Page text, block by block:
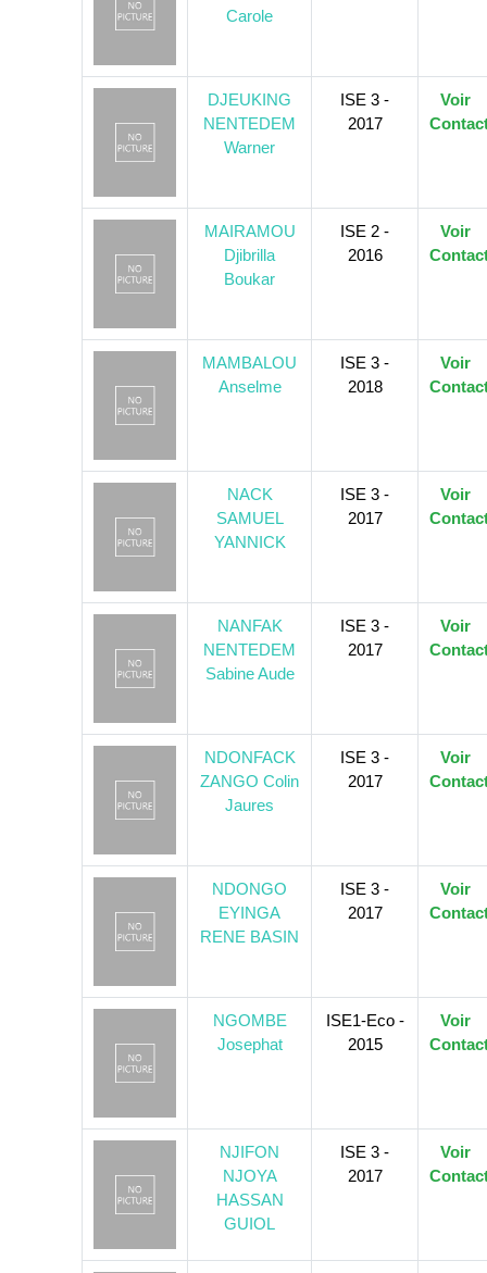
Carole
DJEUKING
NENTEDEM
Warner
ISE 3 -
2017
Voir
MAIRAMOU
Djibrilla
Boukar
ISE 2 -
2016
Voir
MAMBALOU
Anselme
ISE 3 -
2018
Voir
NACK
SAMUEL
YANNICK
ISE 3 -
2017
Voir
NANFAK
NENTEDEM
Sabine Aude
ISE 3 -
2017
Voir
NDONFACK
ZANGO Colin
Jaures
ISE 3 -
2017
Voir
NDONGO
EYINGA
RENE BASIN
ISE 3 -
2017
Voir
NGOMBE
Josephat
ISE1-Eco -
2015
Voir
NJIFON
NJOYA
HASSAN
GUIOL
ISE 3 -
2017
Voir